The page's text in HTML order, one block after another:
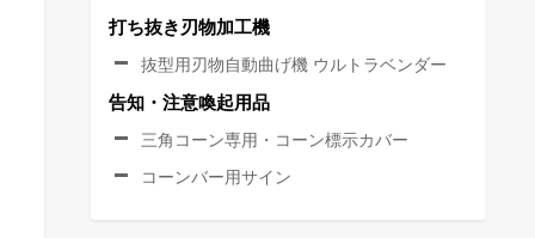
打ち抜き刃物加工機
抜型用刃物自動曲げ機 ウルトラベンダー
告知・注意喚起用品
三角コーン専用・コーン標示カバー
コーンバー用サイン